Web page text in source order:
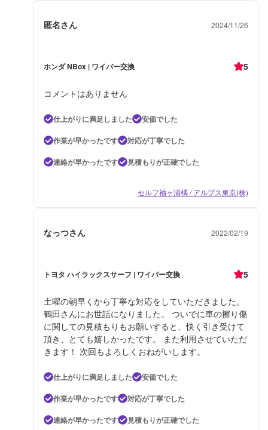
匿名さん 2024/11/26
ホンダ NBox | ワイパー交換 5
コメントはありません
仕上がりに満足しました
安価でした
作業が早かったです
対応が丁寧でした
連絡が早かったです
見積もりが正確でした
セルフ袖ヶ浦橘 / アルプス東京(株)
なっつさん 2022/02/19
トヨタ ハイラックスサーフ | ワイパー交換 5
土曜の朝早くから丁寧な対応をしていただきました。
鶴田さんにお世話になりました。 ついでに車の擦り傷
に関しての見積もりもお願いすると、快く引き受けて
頂き、とても嬉しかったです。 また利用させていただ
きます！ 次回もよろしくおねがいします。
仕上がりに満足しました
安価でした
作業が早かったです
対応が丁寧でした
連絡が早かったです
見積もりが正確でした